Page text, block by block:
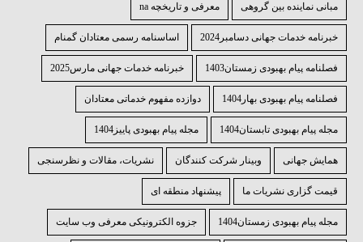
مبانی نماینده بین گروهی معرفی و تاریخچه na
خبرنامه خدمات جهانی دسامبر2024 اساسنامه رسمی معتادان گمنام
فصلنامه پیام بهبودی زمستان1403 خبرنامه خدمات جهانی مارس2025
فصلنامه پیام بهبودی بهار1404 دوازده مفهوم خدماتی معتادان
مجله پیام بهبودی تابستان1404 مجله پیام بهبودی پاییز1404
همایش جهانی وبینار شرکت کنندگان نشریات، مقالات و نظرسنجی
قیمت گزاری نشریات ما پیشنهاد منطقه ای
مجله پیام بهبودی زمستان1404 جزوه الکترونیکی معرفی وب سایت